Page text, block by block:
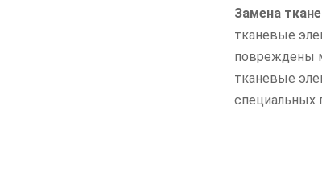
Замена
тканевые
повреждены
тканевые
специальных